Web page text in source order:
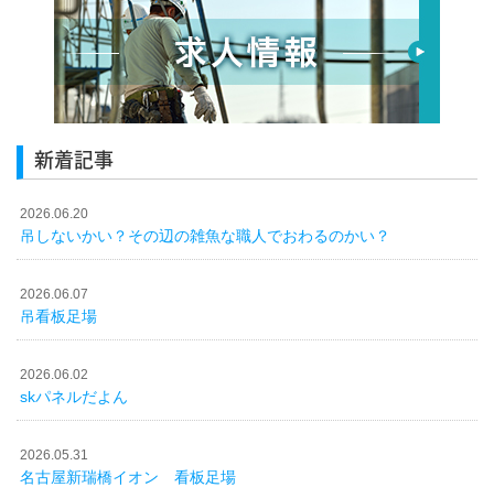
新着記事
2026.06.20
吊しないかい？その辺の雑魚な職人でおわるのかい？
2026.06.07
吊看板足場
2026.06.02
skパネルだよん
2026.05.31
名古屋新瑞橋イオン 看板足場